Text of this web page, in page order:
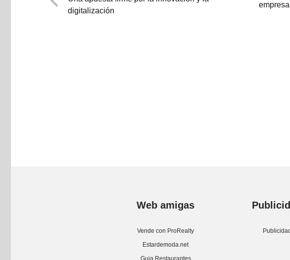
digitalización
Web amigas
Vende con ProRealty
Estardemoda.net
Guia Restaurantes
Publicidad